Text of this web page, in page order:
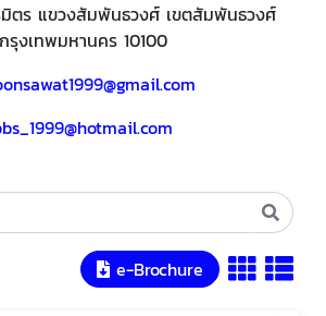
ตร แขวงสัมพันธวงศ์ เขตสัมพันธวงศ์
กรุงเทพมหานคร 10100
e-Brochure